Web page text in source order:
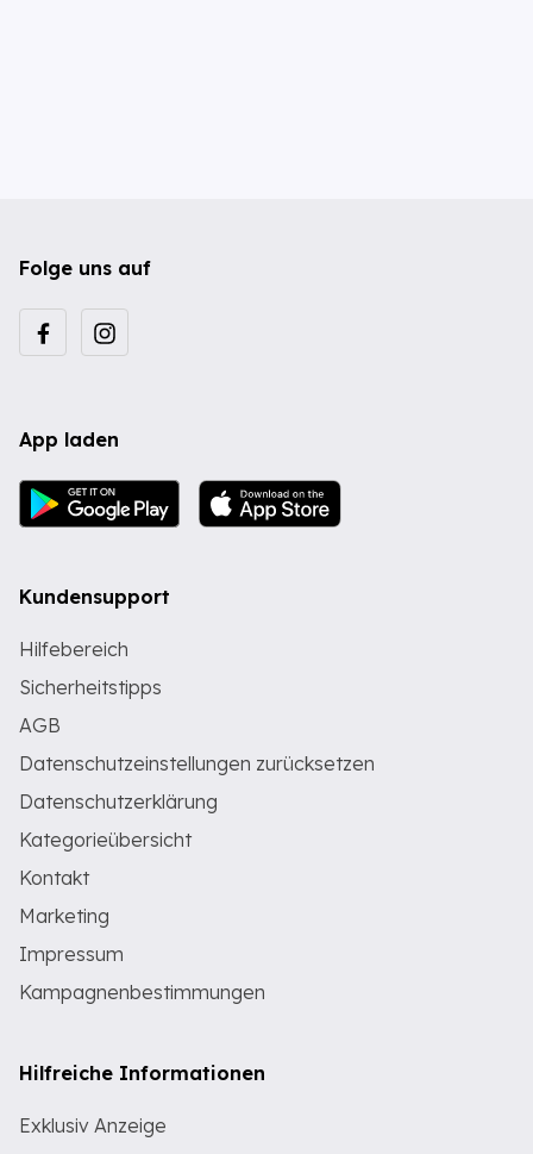
Folge uns auf
App laden
Kundensupport
Hilfebereich
Sicherheitstipps
AGB
Datenschutzeinstellungen zurücksetzen
Datenschutzerklärung
Kategorieübersicht
Kontakt
Marketing
Impressum
Kampagnenbestimmungen
Hilfreiche Informationen
Exklusiv Anzeige